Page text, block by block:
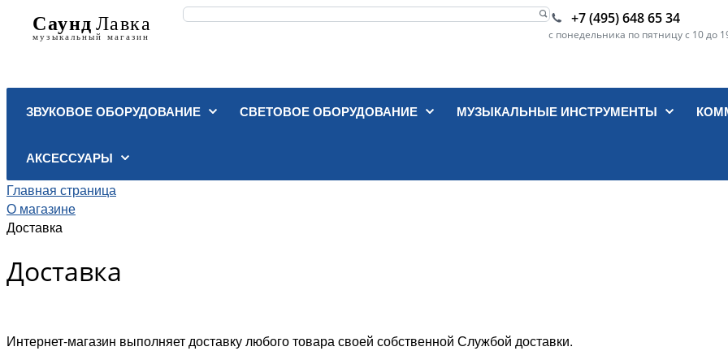
+7 (495) 648 65 34
с понедельника по пятницу с 10 до
ЗВУКОВОЕ ОБОРУДОВАНИЕ СВЕТОВОЕ ОБОРУДОВАНИЕ МУЗЫКАЛЬНЫЕ ИНСТРУМЕНТЫ
АКСЕССУАРЫ
Главная страница
О магазине
Доставка
Доставка
Интернет-магазин выполняет доставку любого товара своей собственной Службой доставки.